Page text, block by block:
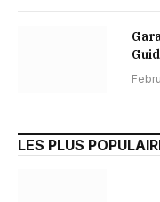
LES PLUS